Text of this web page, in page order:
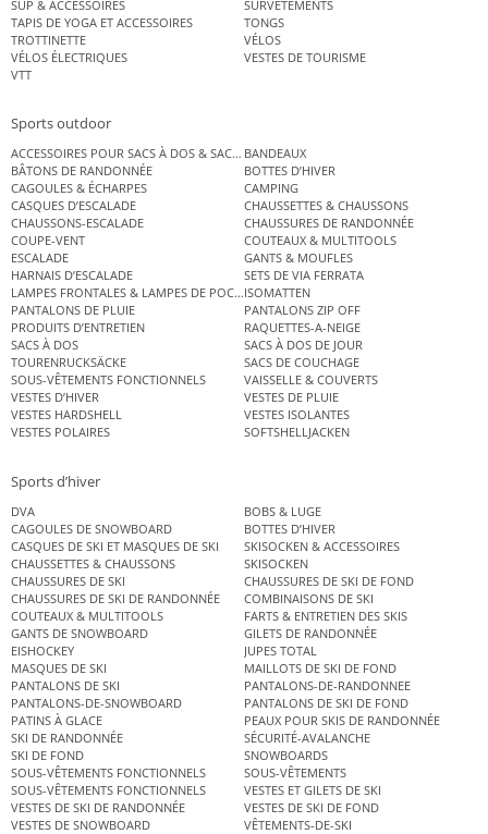
SUP & ACCESSOIRES
SURVÊTEMENTS
TAPIS DE YOGA ET ACCESSOIRES
TONGS
TROTTINETTE
VÉLOS
VÉLOS ÉLECTRIQUES
VESTES DE TOURISME
VTT
Sports outdoor
ACCESSOIRES POUR SACS À DOS & SACS ÉTANCHES
BANDEAUX
BÂTONS DE RANDONNÉE
BOTTES D’HIVER
CAGOULES & ÉCHARPES
CAMPING
CASQUES D’ESCALADE
CHAUSSETTES & CHAUSSONS
CHAUSSONS-ESCALADE
CHAUSSURES DE RANDONNÉE
COUPE-VENT
COUTEAUX & MULTITOOLS
ESCALADE
GANTS & MOUFLES
HARNAIS D’ESCALADE
SETS DE VIA FERRATA
LAMPES FRONTALES & LAMPES DE POCHEISOMATTEN
PANTALONS DE PLUIE
PANTALONS ZIP OFF
PRODUITS D’ENTRETIEN
RAQUETTES-A-NEIGE
SACS À DOS
SACS À DOS DE JOUR
TOURENRUCKSÄCKE
SACS DE COUCHAGE
SOUS-VÊTEMENTS FONCTIONNELS
VAISSELLE & COUVERTS
VESTES D’HIVER
VESTES DE PLUIE
VESTES HARDSHELL
VESTES ISOLANTES
VESTES POLAIRES
SOFTSHELLJACKEN
Sports d’hiver
DVA
BOBS & LUGE
CAGOULES DE SNOWBOARD
BOTTES D’HIVER
CASQUES DE SKI ET MASQUES DE SKI
SKISOCKEN & ACCESSOIRES
CHAUSSETTES & CHAUSSONS
SKISOCKEN
CHAUSSURES DE SKI
CHAUSSURES DE SKI DE FOND
CHAUSSURES DE SKI DE RANDONNÉE
COMBINAISONS DE SKI
COUTEAUX & MULTITOOLS
FARTS & ENTRETIEN DES SKIS
GANTS DE SNOWBOARD
GILETS DE RANDONNÉE
EISHOCKEY
JUPES TOTAL
MASQUES DE SKI
MAILLOTS DE SKI DE FOND
PANTALONS DE SKI
PANTALONS-DE-RANDONNEE
PANTALONS-DE-SNOWBOARD
PANTALONS DE SKI DE FOND
PATINS À GLACE
PEAUX POUR SKIS DE RANDONNÉE
SKI DE RANDONNÉE
SÉCURITÉ-AVALANCHE
SKI DE FOND
SNOWBOARDS
SOUS-VÊTEMENTS FONCTIONNELS
SOUS-VÊTEMENTS
SOUS-VÊTEMENTS FONCTIONNELS
VESTES ET GILETS DE SKI
VESTES DE SKI DE RANDONNÉE
VESTES DE SKI DE FOND
VESTES DE SNOWBOARD
VÊTEMENTS-DE-SKI